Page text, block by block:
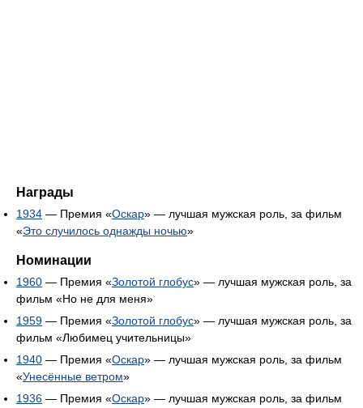
Награды
1934 — Премия «Оскар» — лучшая мужская роль, за фильм
«Это случилось однажды ночью»
Номинации
1960 — Премия «Золотой глобус» — лучшая мужская роль, за
фильм «Но не для меня»
1959 — Премия «Золотой глобус» — лучшая мужская роль, за
фильм «Любимец учительницы»
1940 — Премия «Оскар» — лучшая мужская роль, за фильм
«Унесённые ветром»
1936 — Премия «Оскар» — лучшая мужская роль, за фильм